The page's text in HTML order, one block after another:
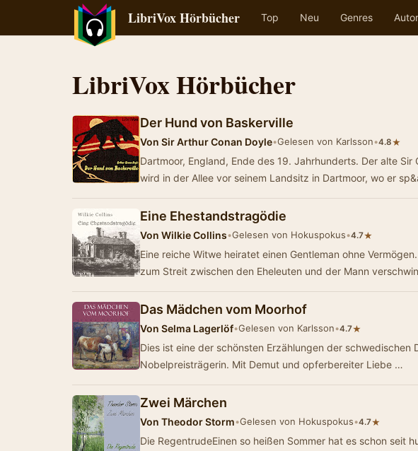
LibriVox Hörbücher Top Neu Genres
LibriVox Hörbücher
Der Hund von Baskerville
Von Sir Arthur Conan Doyle•Gelesen von Karlsson•4.8★
Dartmoor, England, Ende des 19. Jahrhunderts. Der alte Sir
wird in der Allee vor seinem Landsitz in Dartmoor, wo er
Eine Ehestandstragödie
Von Wilkie Collins•Gelesen von Hokuspokus•4.7★
Eine reiche Witwe heiratet einen Gentleman ohne
zum Streit zwischen den Eheleuten und der Mann
Das Mädchen vom Moorhof
Von Selma Lagerlöf•Gelesen von Karlsson•4.7★
Dies ist eine der schönsten Erzählungen der schwedischen
Nobelpreisträgerin. Mit Demut und opferbereiter Liebe …
Zwei Märchen
Von Theodor Storm•Gelesen von Hokuspokus•4.7★
Die RegentrudeEinen so heißen Sommer hat es schon seit